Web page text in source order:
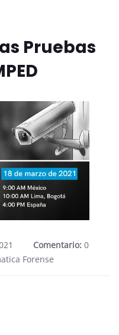
Pruebas
Comentario: 0
Forense